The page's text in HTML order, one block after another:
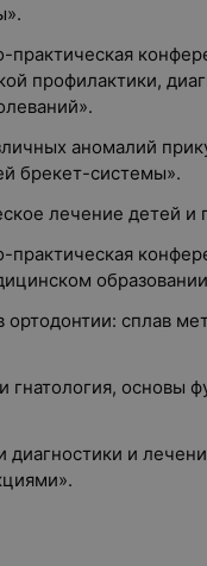
профилактики,
аномалий
брекет-системы».
лечение детей и
сплав
основы
и